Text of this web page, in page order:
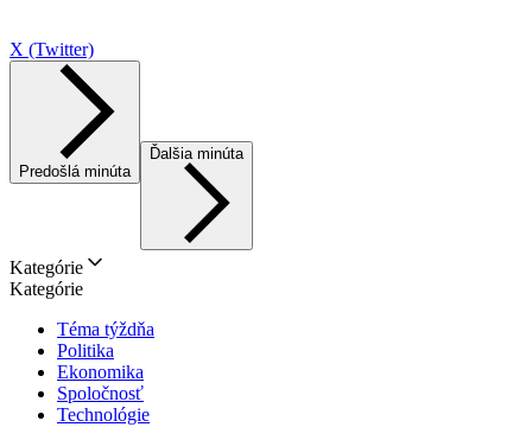
X (Twitter)
Predošlá minúta
Ďalšia minúta
Kategórie
Kategórie
Téma týždňa
Politika
Ekonomika
Spoločnosť
Technológie